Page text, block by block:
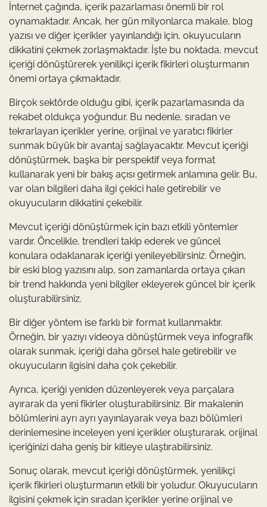
İnternet çağında, içerik pazarlaması önemli bir rol
oynamaktadır. Ancak, her gün milyonlarca makale, blog
yazısı ve diğer içerikler yayınlandığı için, okuyucuların
dikkatini çekmek zorlaşmaktadır. İşte bu noktada, mevcut
içeriği dönüştürerek yenilikçi içerik fikirleri oluşturmanın
önemi ortaya çıkmaktadır.
Birçok sektörde olduğu gibi, içerik pazarlamasında da
rekabet oldukça yoğundur. Bu nedenle, sıradan ve
tekrarlayan içerikler yerine, orijinal ve yaratıcı fikirler
sunmak büyük bir avantaj sağlayacaktır. Mevcut içeriği
dönüştürmek, başka bir perspektif veya format
kullanarak yeni bir bakış açısı getirmek anlamına gelir. Bu,
var olan bilgileri daha ilgi çekici hale getirebilir ve
okuyucuların dikkatini çekebilir.
Mevcut içeriği dönüştürmek için bazı etkili yöntemler
vardır. Öncelikle, trendleri takip ederek ve güncel
konulara odaklanarak içeriği yenileyebilirsiniz. Örneğin,
bir eski blog yazısını alıp, son zamanlarda ortaya çıkan
bir trend hakkında yeni bilgiler ekleyerek güncel bir içerik
oluşturabilirsiniz.
Bir diğer yöntem ise farklı bir format kullanmaktır.
Örneğin, bir yazıyı videoya dönüştürmek veya infografik
olarak sunmak, içeriği daha görsel hale getirebilir ve
okuyucuların ilgisini daha çok çekebilir.
Ayrıca, içeriği yeniden düzenleyerek veya parçalara
ayırarak da yeni fikirler oluşturabilirsiniz. Bir makalenin
bölümlerini ayrı ayrı yayınlayarak veya bazı bölümleri
derinlemesine inceleyen yeni içerikler oluşturarak, orijinal
içeriğinizi daha geniş bir kitleye ulaştırabilirsiniz.
Sonuç olarak, mevcut içeriği dönüştürmek, yenilikçi
içerik fikirleri oluşturmanın etkili bir yoludur. Okuyucuların
ilgisini çekmek için sıradan içerikler yerine orijinal ve